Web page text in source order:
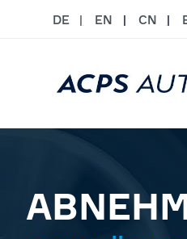
DE EN CN